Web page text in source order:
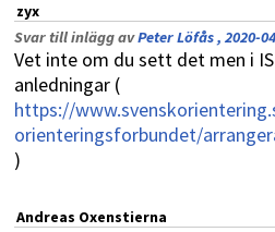
zyx
Svar till inlägg avPeter Löfås , 2020-
Vet inte om du sett det men i
anledningar (
https://
orienteringsforbundet/
)
Andreas Oxenstierna